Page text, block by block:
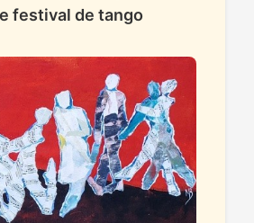
festival de tango